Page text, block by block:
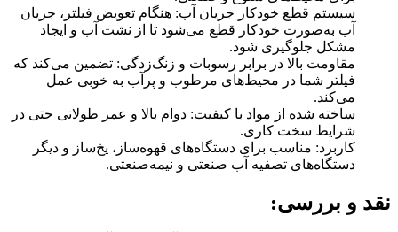
سیستم قطع خودکار جریان آب: هنگام تعویض فیلتر، جریان
آب به‌صورت خودکار قطع می‌شود تا از نشت آب و ایجاد
مشکل جلوگیری شود.
مقاومت بالا در برابر رسوبات و زنگ‌زدگی: تضمین می‌کند که
فیلتر شما در محیط‌های مرطوب و پرآب به خوبی عمل
می‌کند.
ساخته شده از مواد با کیفیت: دوام بالا و عمر طولانی حتی در
شرایط سخت کاری.
کاربرد: مناسب برای دستگاه‌های قهوه‌ساز، یخ‌ساز و دیگر
دستگاه‌های تصفیه آب صنعتی و نیمه‌صنعتی.
نقد و بررسی: